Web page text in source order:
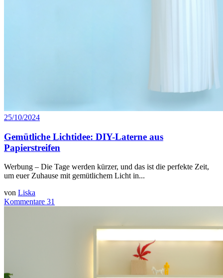
25/10/2024
Gemütliche Lichtidee: DIY-Laterne aus
Papierstreifen
Werbung – Die Tage werden kürzer, und das ist die perfekte Zeit,
um euer Zuhause mit gemütlichem Licht in...
von Liska
Kommentare 31